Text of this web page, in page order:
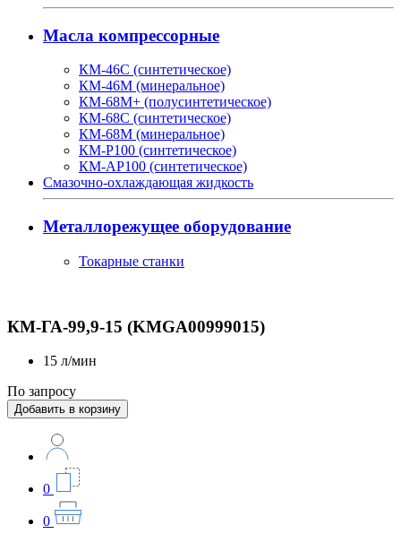
Масла компрессорные
КМ-46С (синтетическое)
КМ-46М (минеральное)
КМ-68М+ (полусинтетическое)
КМ-68С (синтетическое)
КМ-68М (минеральное)
КМ-Р100 (синтетическое)
КМ-АР100 (синтетическое)
Смазочно-охлаждающая жидкость
Металлорежущее оборудование
Токарные станки
КМ-ГА-99,9-15 (KMGA00999015)
15 л/мин
По запросу
Добавить в корзину
0
0